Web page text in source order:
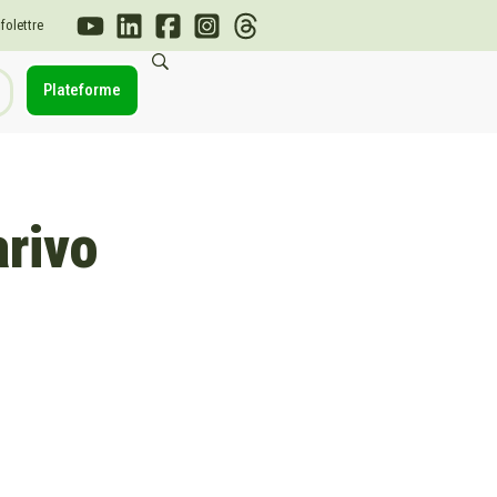
Plateforme